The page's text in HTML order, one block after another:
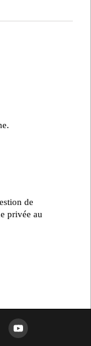
de
privée au